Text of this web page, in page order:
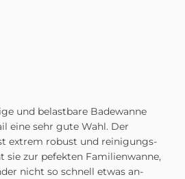
und belastbare Bade­wanne
eine sehr gute Wahl. Der
extrem robust und reinigungs­
sie zur pefekten Familien­wanne,
nicht so schnell etwas an­